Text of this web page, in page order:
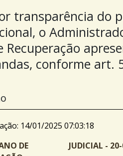
transparência do
o
Recuperação
conforme art.
14/01/2025 07:03:18
DE
JUDICIAL -